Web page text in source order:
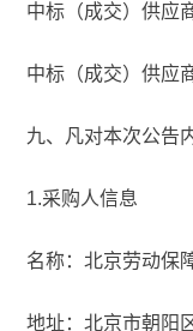
中标（成交）供应
中标（成交）供应
九、凡对本次公告
1.采购人信息
名称：北京劳动保
地址：北京市朝阳